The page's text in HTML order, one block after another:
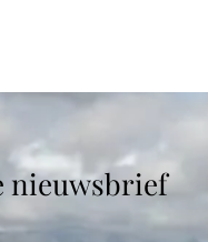
nieuwsbrief